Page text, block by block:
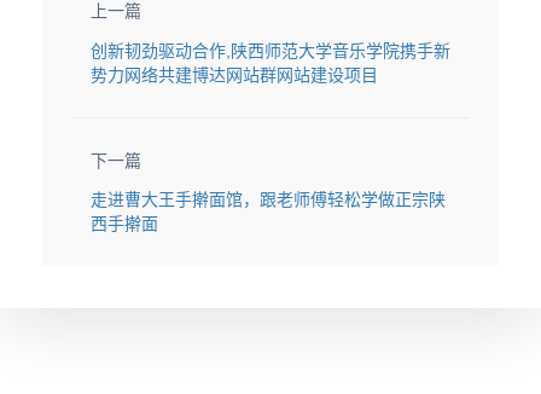
上一篇
创新韧劲驱动合作,陕西师范大学音乐学院携手新
势力网络共建博达网站群网站建设项目
下一篇
走进曹大王手擀面馆，跟老师傅轻松学做正宗陕
西手擀面